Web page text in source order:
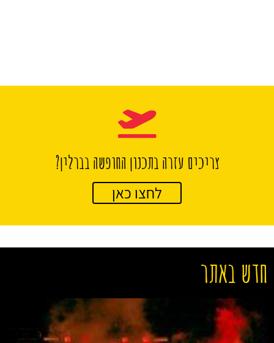
צריכים עזרה בתכנון החופשה בברלין?
לחצו כאן
חדש באתר